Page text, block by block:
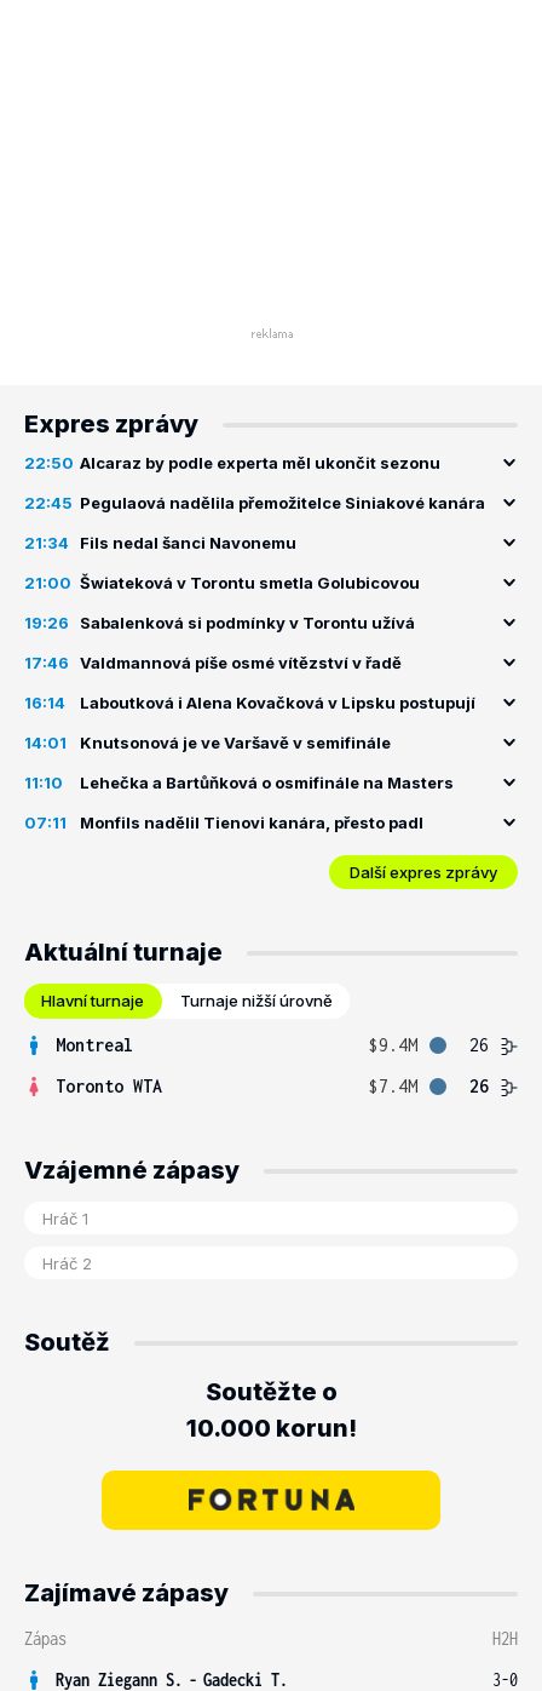
Expres zprávy
22:50 Alcaraz by podle experta měl ukončit sezonu
22:45 Pegulaová nadělila přemožitelce Siniakové kanára
21:34 Fils nedal šanci Navonemu
21:00 Šwiateková v Torontu smetla Golubicovou
19:26 Sabalenková si podmínky v Torontu užívá
17:46 Valdmannová píše osmé vítězství v řadě
16:14 Laboutková i Alena Kovačková v Lipsku postupují
14:01 Knutsonová je ve Varšavě v semifinále
11:10 Lehečka a Bartůňková o osmifinále na Masters
07:11 Monfils nadělil Tienovi kanára, přesto padl
Další expres zprávy
Aktuální turnaje
Hlavní turnaje Turnaje nižší úrovně
Montreal $9.4M
26
Toronto WTA
$7.4M 26
Vzájemné zápasy
Soutěž
Soutěžte o
10.000 korun!
Zajímavé zápasy
Zápas
H2H
Ryan Ziegann S. - Gadecki T.
3-0